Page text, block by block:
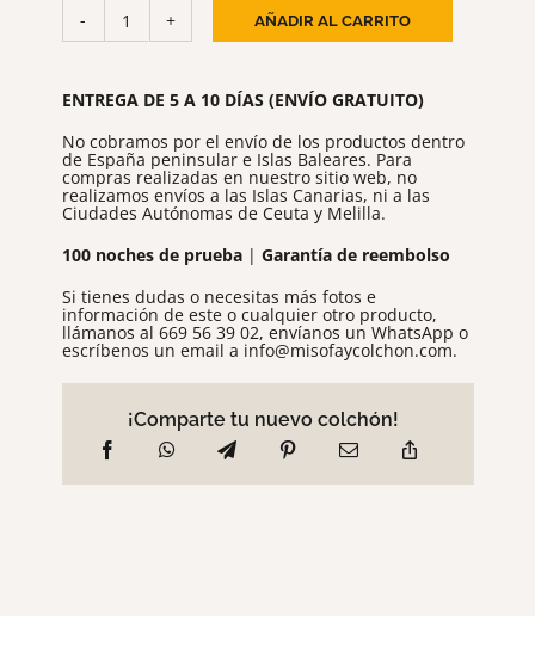
hasta
719,00 €
Emma
Original
AÑADIR AL CARRITO
ENTREGA DE 5 A 10 DÍAS (ENVÍO GRATUITO)
No cobramos por el envío de los productos dentro
de España peninsular e Islas Baleares. Para
compras realizadas en nuestro sitio web, no
realizamos envíos a las Islas Canarias, ni a las
Ciudades Autónomas de Ceuta y Melilla.
100 noches de prueba| Garantía de reembolso
Si tienes dudas o necesitas más fotos e
información de este o cualquier otro producto,
llámanos al 669 56 39 02, envíanos un WhatsApp o
escríbenos un email a info@misofaycolchon.com.
¡Comparte tu nuevo colchón!